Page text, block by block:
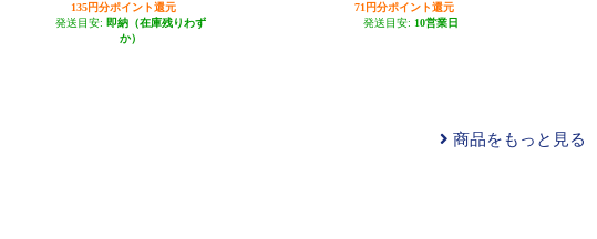
135円分ポイント還元
発送目安: 即納（在庫残りわず
か）
71円分ポイント還元
発送目安: 10営業日
商品をもっと見る